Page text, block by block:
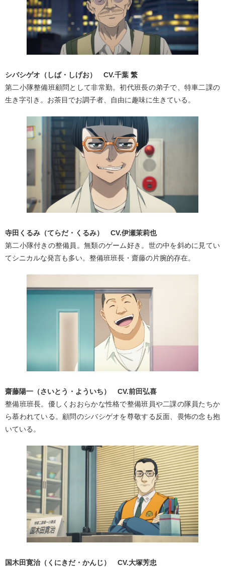
シバシゲオ（しば・しげお） CV.千葉 繁
第二小隊整備班顧問として非常勤。初代班長の弟子で、特車二課の
生き字引き。お茶目でお調子者、自由に趣味に生きている。
寺田くるみ（てらだ・くるみ） CV.伊瀬茉莉也
第二小隊付きの整備員。無類のゲーム好き。世の中を斜めに見てい
てシニカルな発言も多い。整備班班長・齋藤の片腕的存在。
齋藤陽一（さいとう・よういち） CV.前田弘喜
整備班班長。優しくおおらかな性格で整備班員や二課の隊員たちか
ら慕われている。顧問のシバシゲオを尊敬する反面、畏怖の念も抱
いている。
国木田寛治（くにきだ・かんじ） CV.大塚芳忠